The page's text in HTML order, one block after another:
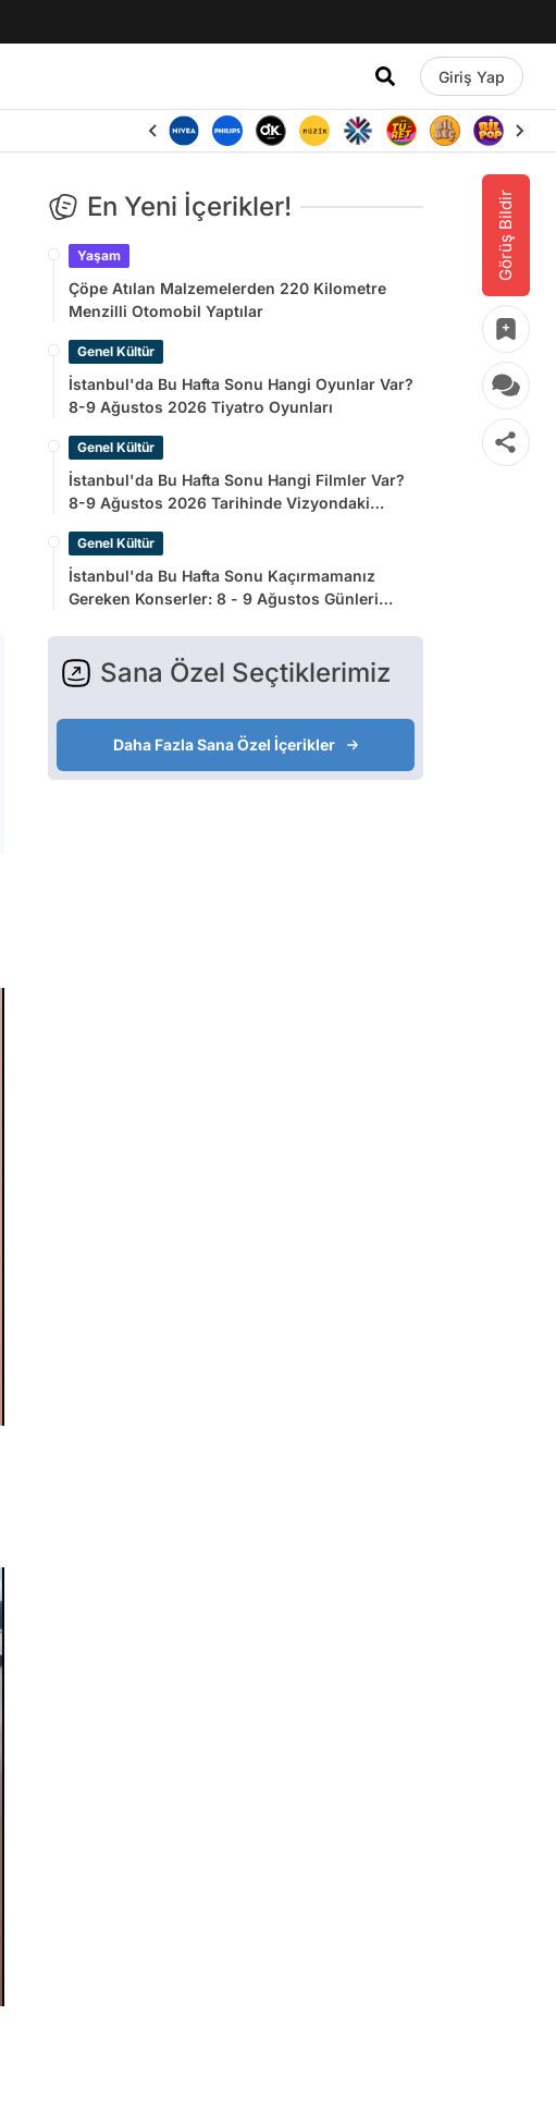
Giriş Yap
Görüş Bildir
En Yeni İçerikler!
Yaşam
Çöpe Atılan Malzemelerden 220 Kilometre
Menzilli Otomobil Yaptılar
Genel Kültür
İstanbul'da Bu Hafta Sonu Hangi Oyunlar Var?
8-9 Ağustos 2026 Tiyatro Oyunları
Genel Kültür
İstanbul'da Bu Hafta Sonu Hangi Filmler Var?
8-9 Ağustos 2026 Tarihinde Vizyondaki
Genel Kültür
İstanbul'da Bu Hafta Sonu Kaçırmamanız
Gereken Konserler: 8 - 9 Ağustos Günleri
Sana Özel Seçtiklerimiz
Daha Fazla Sana Özel İçerikler